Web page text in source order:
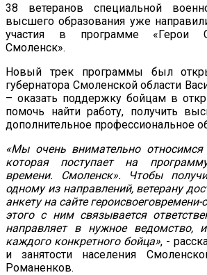
38 ветеранов специальной
высшего образования уже
участия в программе «Герои
Смоленск».
Новый трек программы был
губернатора Смоленской области
– оказать поддержку бойцам в
помочь найти работу, получить
дополнительное профессиональное
«Мы очень внимательно
которая поступает на
времени. Смоленск». Чтобы
одному из направлений, ветерану
анкету на сайте
этого с ним связывается
направляет в нужное ведомство,
каждого конкретного бойца», -
и занятости населения
Романенков.